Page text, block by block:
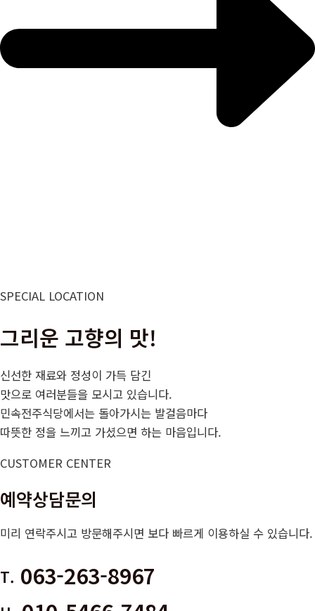
SPECIAL LOCATION
그리운 고향의 맛!
신선한 재료와 정성이 가득 담긴
맛으로 여러분들을 모시고 있습니다.
민속전주식당에서는 돌아가시는 발걸음마다
따뜻한 정을 느끼고 가셨으면 하는 마음입니다.
CUSTOMER CENTER
예약상담문의
미리 연락주시고 방문해주시면 보다 빠르게 이용하실 수 있습니다.
T. 063-263-8967